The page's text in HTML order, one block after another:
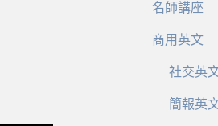
名師講座
商用英文
社交英
簡報英